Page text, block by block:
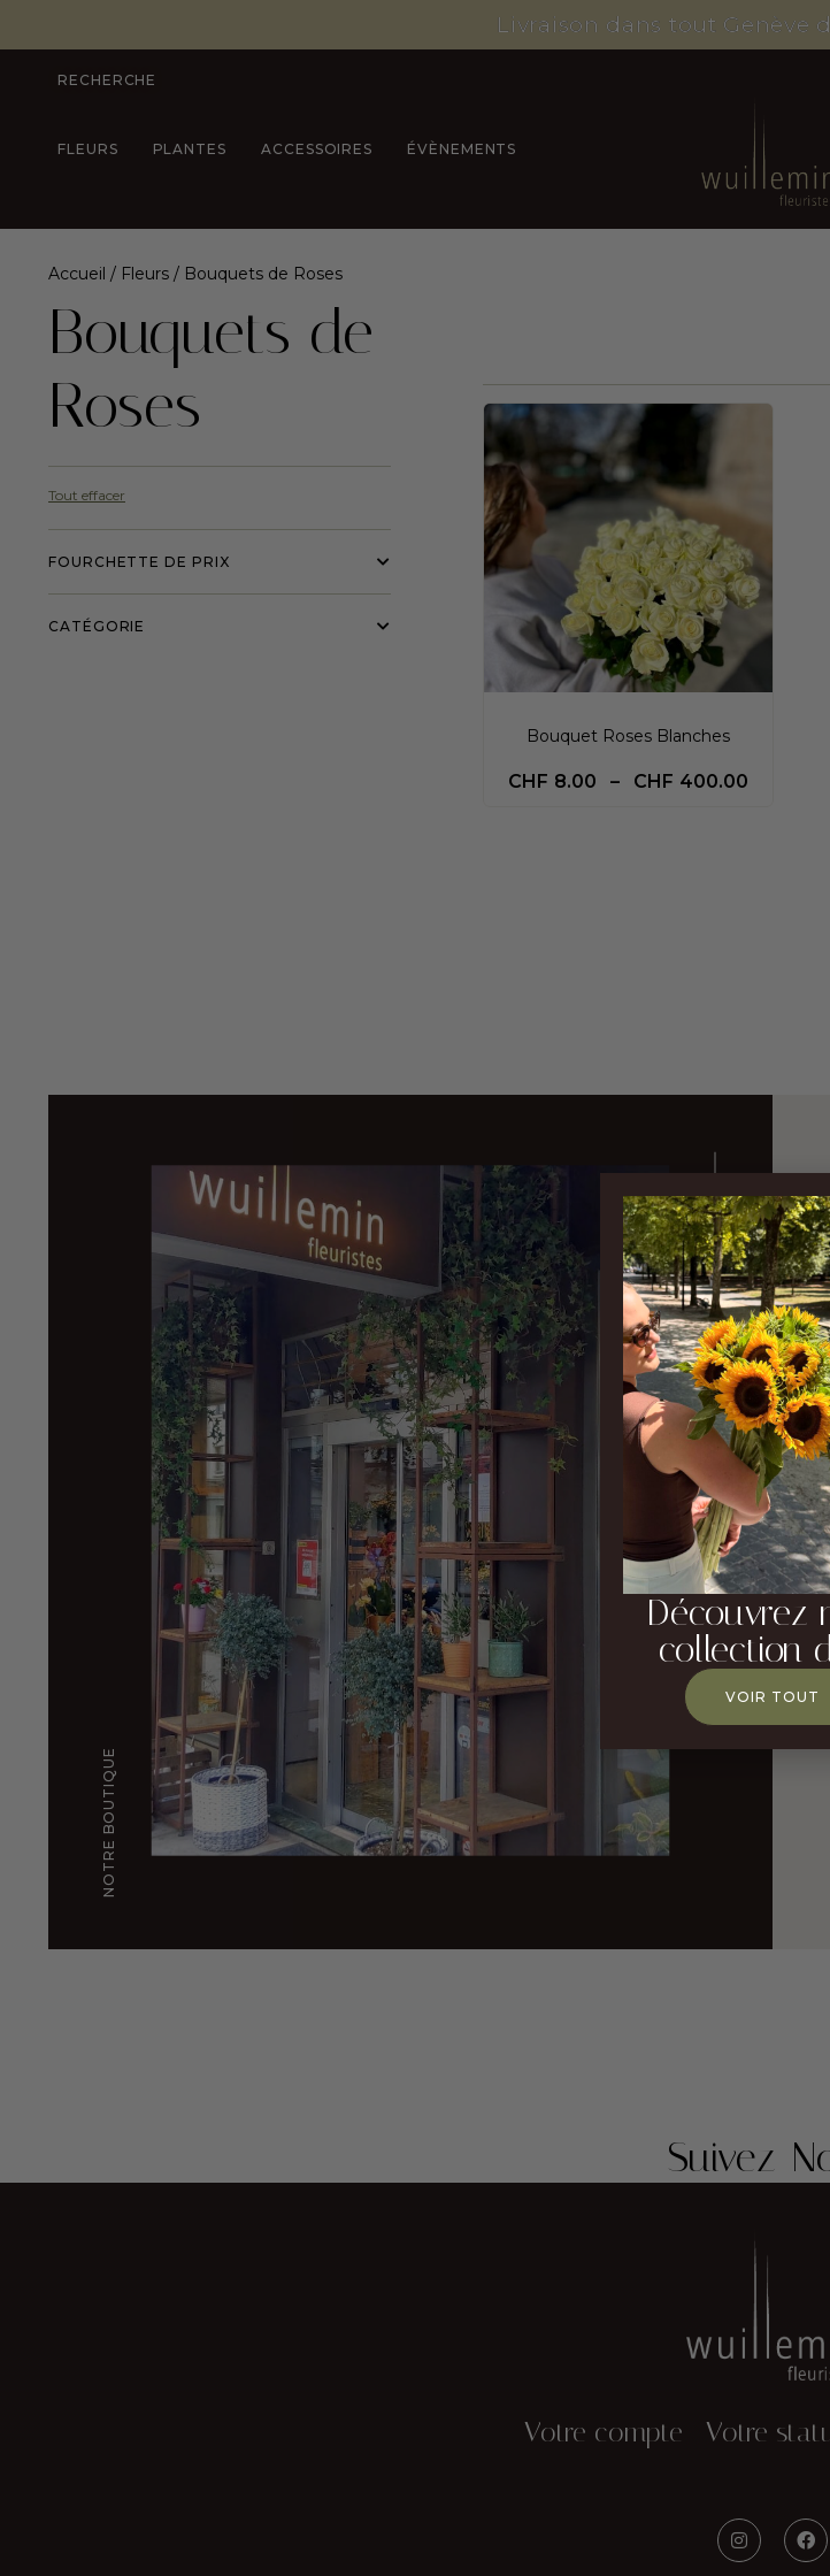
Livraison dans tout Genève
RECHERCHE
FLEURS PLANTES ACCESSOIRES ÉVÈNEMENTS
Accueil / Fleurs / Bouquets de Roses
Bouquets de
Roses
Tout effacer
FOURCHETTE DE PRIX
CATÉGORIE
Bouquet Roses Blanches
CHF 8.00 – CHF 400.00
NOTRE BOUTIQUE
Suivez-
Votre compte Votre
Découvrez
collection
VOIR TOUT